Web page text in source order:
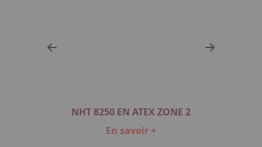
NHT 8250 EN ATEX ZONE 2
En savoir +